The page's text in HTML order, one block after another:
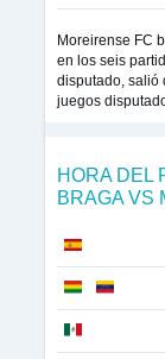
Moreirense FC
en los seis
disputado, salió
juegos
HORA DEL
BRAGA VS